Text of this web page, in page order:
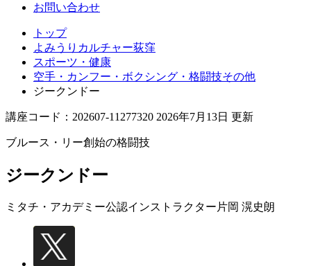
お問い合わせ
トップ
よみうりカルチャー荻窪
スポーツ・健康
空手・カンフー・ボクシング・格闘技その他
ジークンドー
講座コード：202607-11277320 2026年7月13日 更新
ブルース・リー創始の格闘技
ジークンドー
ミタチ・アカデミー公認インストラクター 片岡 滉史朗